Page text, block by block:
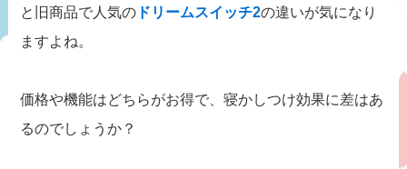
と旧商品で人気の ドリームスイッチ2の違いが気になり
ますよね。
価格や機能はどちらがお得で、寝かしつけ効果に差はあ
るのでしょうか？